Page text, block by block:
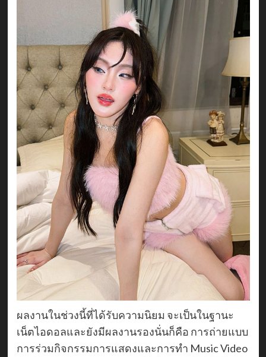
ผลงานในช่วงนี้ที่ได้รับความนิยม จะเป็นในฐานะ
เน็ตไอดอลและยังมีผลงานรองนั่นก็คือ การถ่ายแบบ
การร่วมกิจกรรมการแสดงและการทำ Music Video